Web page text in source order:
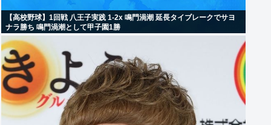
【高校野球】1回戦 八王子実践 1-2x 鳴門渦潮 延長タイブレークでサヨ
ナラ勝ち 鳴門渦潮として甲子園1勝